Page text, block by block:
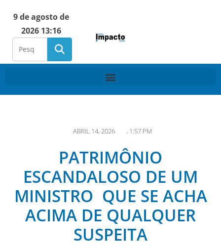
9 de agosto de
2026 13:16
ABRIL 14, 2026 , 1:57 PM
PATRIMÔNIO
ESCANDALOSO DE UM
MINISTRO QUE SE ACHA
ACIMA DE QUALQUER
SUSPEITA